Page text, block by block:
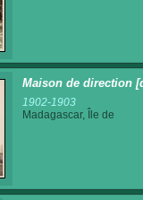
Maison de direction
1902-1903
Madagascar, Île de